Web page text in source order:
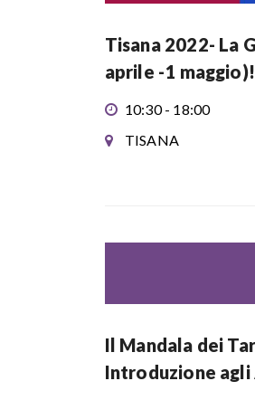
Tisana 2022- La
aprile -1 maggio)!
10:30 - 18:00
TISANA
Il Mandala dei
Introduzione agli